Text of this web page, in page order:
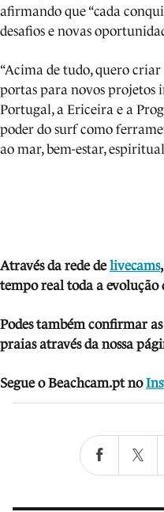
afirmando que “cada
desafios e novas
“Acima de tudo, quero
portas para novos projetos
Portugal, a Ericeira e a
poder do surf como
ao mar, bem-estar,
Através da rede delivecams
tempo real toda a evolução
Podes também confirmar
praias através da nossa
Segue o Beachcam.pt no